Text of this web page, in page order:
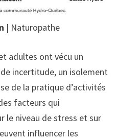
| Naturopathe
adultes ont vécu un
incertitude, un isolement
de la pratique d’activités
facteurs qui
le niveau de stress et sur
influencer les